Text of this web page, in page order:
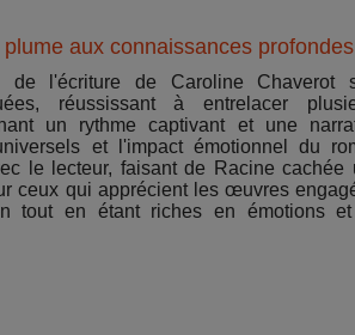
aux connaissances profondes
de l'écriture de Caroline Chaverot
réussissant à entrelacer
un rythme captivant et une
et l'impact émotionnel du
le lecteur, faisant de Racine cachée
ceux qui apprécient les œuvres
tout en étant riches en émotions